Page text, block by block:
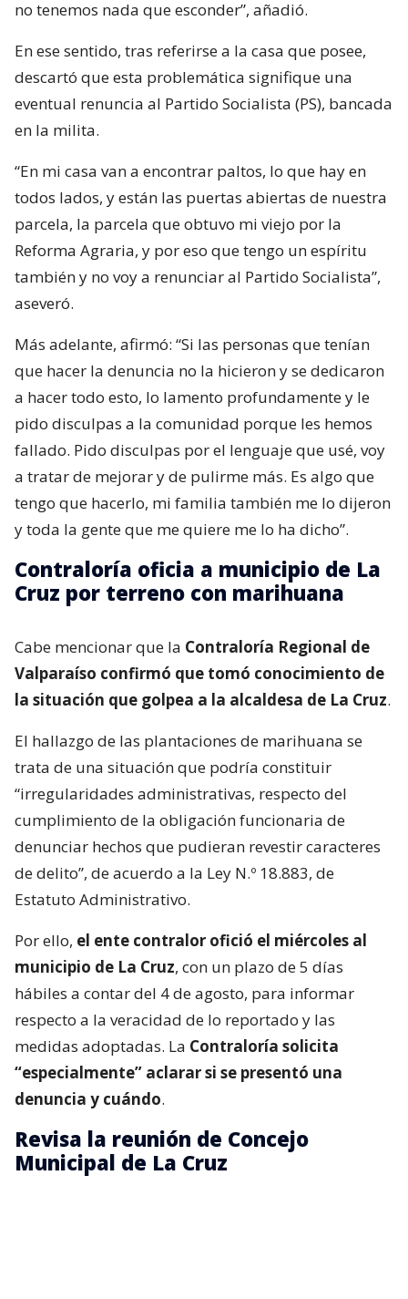
no tenemos nada que esconder”, añadió.
En ese sentido, tras referirse a la casa que posee,
descartó que esta problemática signifique una
eventual renuncia al Partido Socialista (PS), bancada
en la milita.
“En mi casa van a encontrar paltos, lo que hay en
todos lados, y están las puertas abiertas de nuestra
parcela, la parcela que obtuvo mi viejo por la
Reforma Agraria, y por eso que tengo un espíritu
también y no voy a renunciar al Partido Socialista”,
aseveró.
Más adelante, afirmó: “Si las personas que tenían
que hacer la denuncia no la hicieron y se dedicaron
a hacer todo esto, lo lamento profundamente y le
pido disculpas a la comunidad porque les hemos
fallado. Pido disculpas por el lenguaje que usé, voy
a tratar de mejorar y de pulirme más. Es algo que
tengo que hacerlo, mi familia también me lo dijeron
y toda la gente que me quiere me lo ha dicho”.
Contraloría oficia a municipio de La
Cruz por terreno con marihuana
Cabe mencionar que la Contraloría Regional de
Valparaíso confirmó que tomó conocimiento de
la situación que golpea a la alcaldesa de La Cruz.
El hallazgo de las plantaciones de marihuana se
trata de una situación que podría constituir
“irregularidades administrativas, respecto del
cumplimiento de la obligación funcionaria de
denunciar hechos que pudieran revestir caracteres
de delito”, de acuerdo a la Ley N.º 18.883, de
Estatuto Administrativo.
Por ello, el ente contralor ofició el miércoles al
municipio de La Cruz, con un plazo de 5 días
hábiles a contar del 4 de agosto, para informar
respecto a la veracidad de lo reportado y las
medidas adoptadas. La Contraloría solicita
“especialmente” aclarar si se presentó una
denuncia y cuándo.
Revisa la reunión de Concejo
Municipal de La Cruz